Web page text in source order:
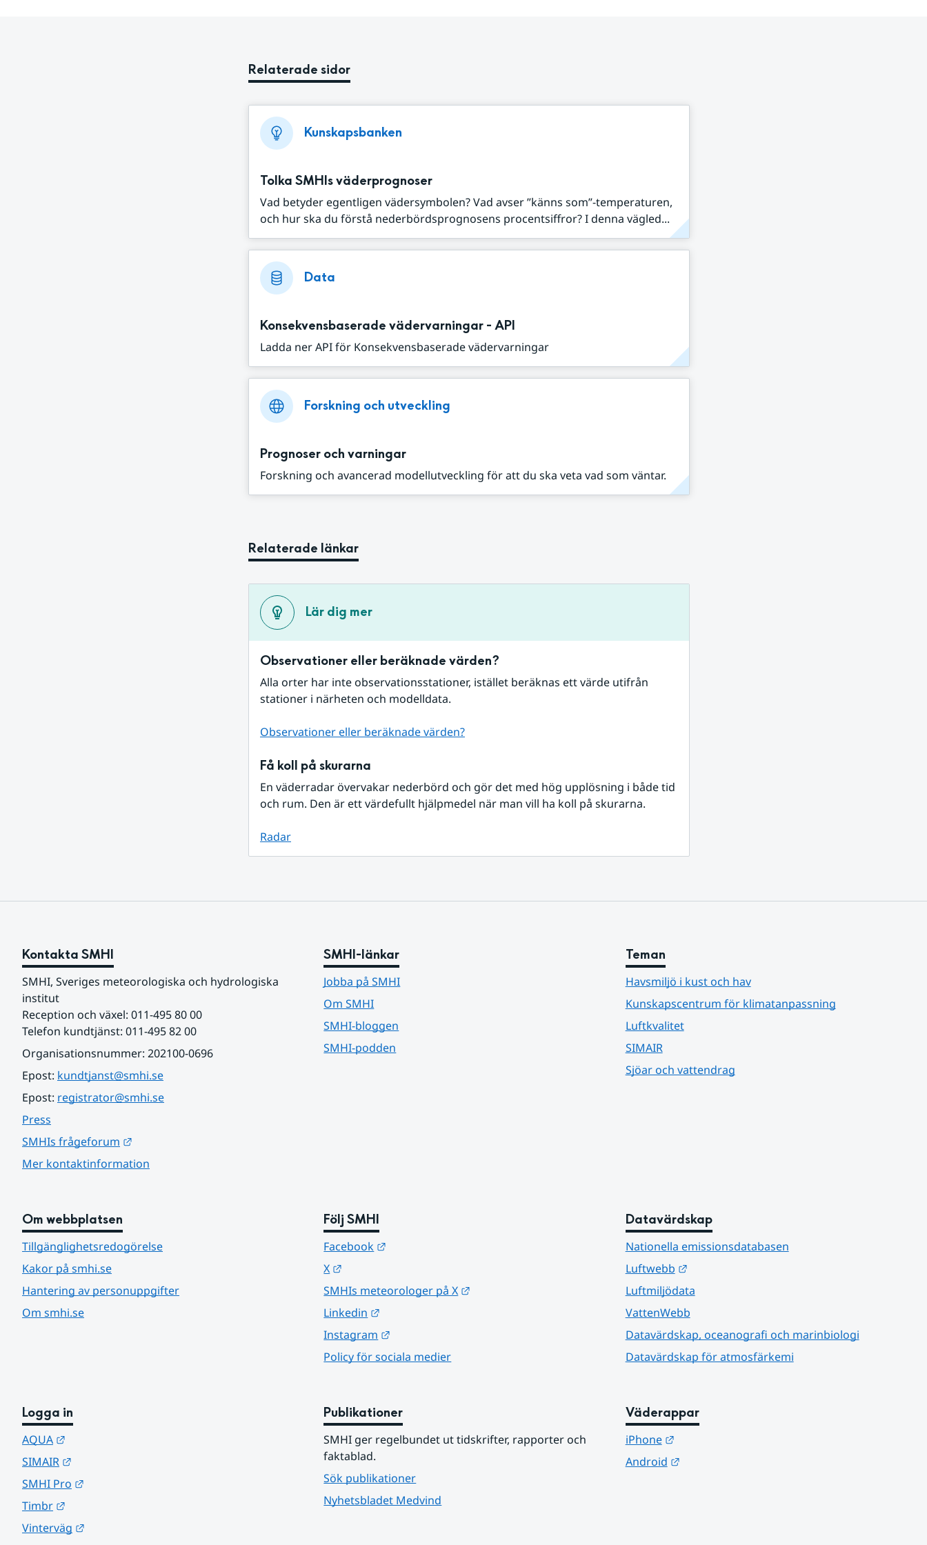
Relaterade sidor
Kunskapsbanken
Tolka SMHIs väderprognoser
Vad betyder egentligen vädersymbolen? Vad avser ”känns som”-temperaturen,
och hur ska du förstå nederbördsprognosens procentsiffror? I denna vägled...
Data
Konsekvensbaserade vädervarningar - API
Ladda ner API för Konsekvensbaserade vädervarningar
Forskning och utveckling
Prognoser och varningar
Forskning och avancerad modellutveckling för att du ska veta vad som väntar.
Relaterade länkar
Lär dig mer
Observationer eller beräknade värden?
Alla orter har inte observationsstationer, istället beräknas ett värde utifrån
stationer i närheten och modelldata.
Observationer eller beräknade värden?
Få koll på skurarna
En väderradar övervakar nederbörd och gör det med hög upplösning i både tid
och rum. Den är ett värdefullt hjälpmedel när man vill ha koll på skurarna.
Radar
Kontakta SMHI
SMHI, Sveriges meteorologiska och hydrologiska
institut
Reception och växel: 011-495 80 00
Telefon kundtjänst: 011-495 82 00
Organisationsnummer: 202100-0696
Epost: kundtjanst@smhi.se
Epost: registrator@smhi.se
Press
SMHIs frågeforum
Mer kontaktinformation
SMHI-länkar
Jobba på SMHI
Om SMHI
SMHI-bloggen
SMHI-podden
Teman
Havsmiljö i kust och hav
Kunskapscentrum för klimatanpassning
Luftkvalitet
SIMAIR
Sjöar och vattendrag
Om webbplatsen
Tillgänglighetsredogörelse
Kakor på smhi.se
Hantering av personuppgifter
Om smhi.se
Följ SMHI
Facebook
X
SMHIs meteorologer på X
Linkedin
Instagram
Policy för sociala medier
Datavärdskap
Nationella emissionsdatabasen
Luftwebb
Länk till annan webbplats.
Luftmiljödata
VattenWebb
Datavärdskap, oceanografi och marinbiologi
Datavärdskap för atmosfärkemi
Logga in
AQUA
SIMAIR
SMHI Pro
Timbr
Vinterväg
Publikationer
SMHI ger regelbundet ut tidskrifter, rapporter och
faktablad.
Sök publikationer
Nyhetsbladet Medvind
Väderappar
iPhone
Länk till annan webbplats.
Android
Länk till annan webbplats.